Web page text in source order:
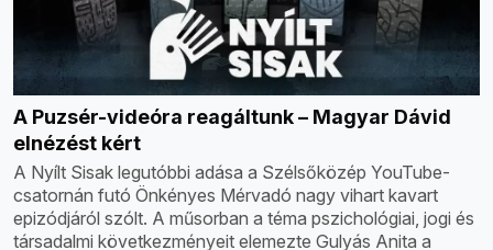
A Puzsér-videóra reagáltunk – Magyar Dávid
elnézést kért
A Nyílt Sisak legutóbbi adása a Szélsőközép YouTube-
csatornán futó Önkényes Mérvadó nagy vihart kavart
epizódjáról szólt. A műsorban a téma pszichológiai, jogi és
társadalmi következményeit elemezte Gulyás Anita a